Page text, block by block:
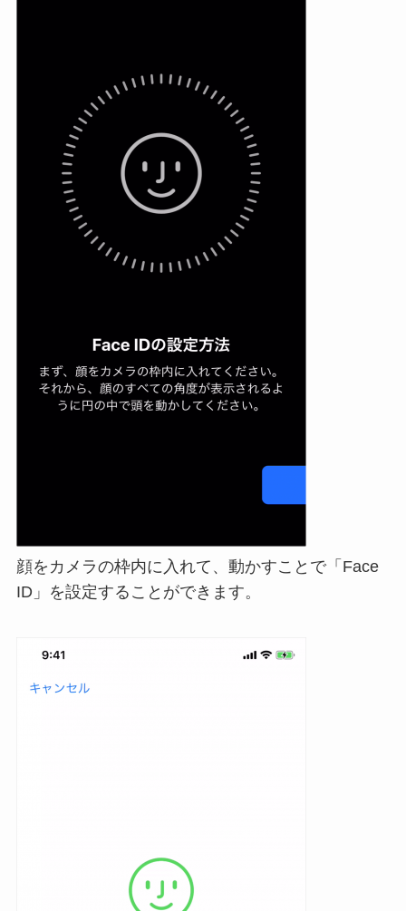
顔をカメラの枠内に入れて、動かすことで「Face
ID」を設定することができます。